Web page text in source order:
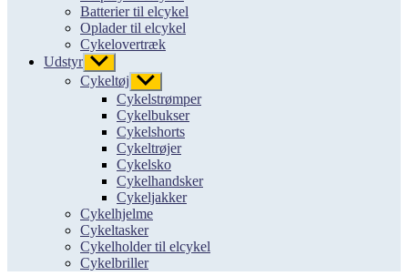
Batterier til elcykel
Oplader til elcykel
Cykelovertræk
Udstyr Vis
undermenu
Cykeltøj Vis
undermenu
Cykelstrømper
Cykelbukser
Cykelshorts
Cykeltrøjer
Cykelsko
Cykelhandsker
Cykeljakker
Cykelhjelme
Cykeltasker
Cykelholder til elcykel
Cykelbriller